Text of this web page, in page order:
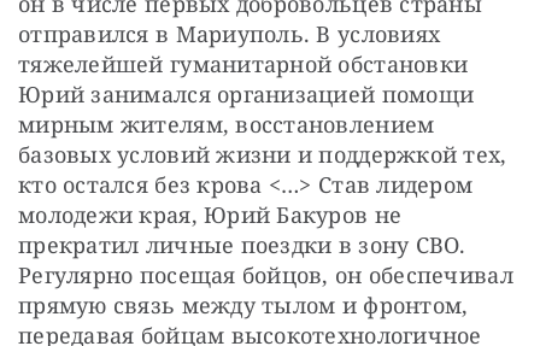
отправился в Мариуполь. В условиях
тяжелейшей гуманитарной обстановки
Юрий занимался организацией помощи
мирным жителям, восстановлением
базовых условий жизни и поддержкой тех,
кто остался без крова <…> Став лидером
молодежи края, Юрий Бакуров не
прекратил личные поездки в зону СВО.
Регулярно посещая бойцов, он обеспечивал
прямую связь между тылом и фронтом,
передавая бойцам высокотехнологичное